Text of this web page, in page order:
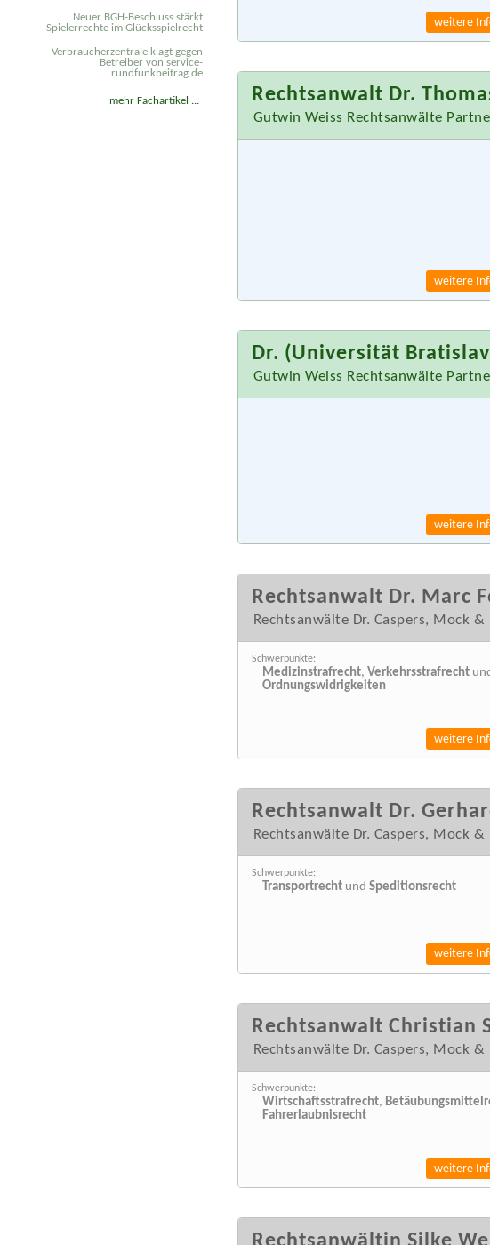
weitere
Rechtsanwalt Dr.
Gutwin Weiss Rechtsanwälte
weitere
Dr. (Universität
Gutwin Weiss Rechtsanwälte
weitere
Rechtsanwalt Dr. Marc
Rechtsanwälte Dr. Caspers, Mock
Schwerpunkte:
Medizinstrafrecht, Verkehrsstrafrecht
Ordnungswidrigkeiten
weitere
Rechtsanwalt Dr.
Rechtsanwälte Dr. Caspers, Mock
Schwerpunkte:
Transportrecht undSpeditionsrecht
weitere
Rechtsanwalt Christian
Rechtsanwälte Dr. Caspers, Mock
Schwerpunkte:
Wirtschaftsstrafrecht,
Fahrerlaubnisrecht
weitere
Neuer BGH-Beschluss stärkt
Spielerrechte im Glücksspielrecht
Verbraucherzentrale klagt gegen
Betreiber von service-
rundfunkbeitrag.de
mehr Fachartikel ...